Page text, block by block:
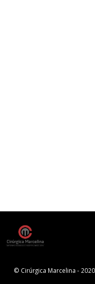
© Cirúrgica Marcelina -